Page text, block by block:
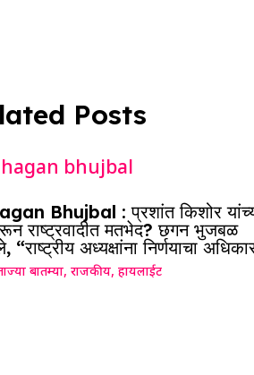
Posts
Bhujbal : प्रशांत किशोर
राष्ट्रवादीत मतभेद? छगन भुजबळ
“राष्ट्रीय अध्यक्षांना निर्णयाचा
बातम्या, राजकीय, हायलाईट